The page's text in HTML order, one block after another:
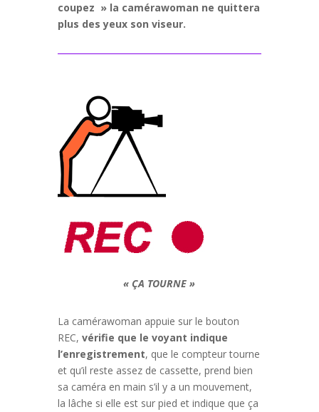
coupez » la camérawoman ne quittera
plus des yeux son viseur.
« ÇA TOURNE »
La camérawoman appuie sur le bouton
REC, vérifie que le voyant indique
l’enregistrement, que le compteur tourne
et qu’il reste assez de cassette, prend bien
sa caméra en main s’il y a un mouvement,
la lâche si elle est sur pied et indique que ça